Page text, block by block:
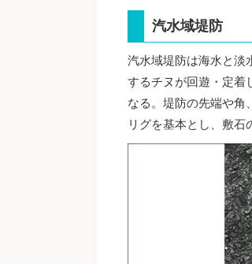
汽水域堤防
汽水域堤防は海水と淡
するチヌが回遊・定着
なる。堤防の先端や角
リグを基本とし、敷石